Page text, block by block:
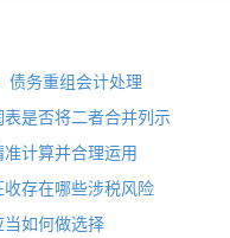
债务重组会计处理
是否将二者合并列示
计算并合理运用
存在哪些涉税风险
如何做选择